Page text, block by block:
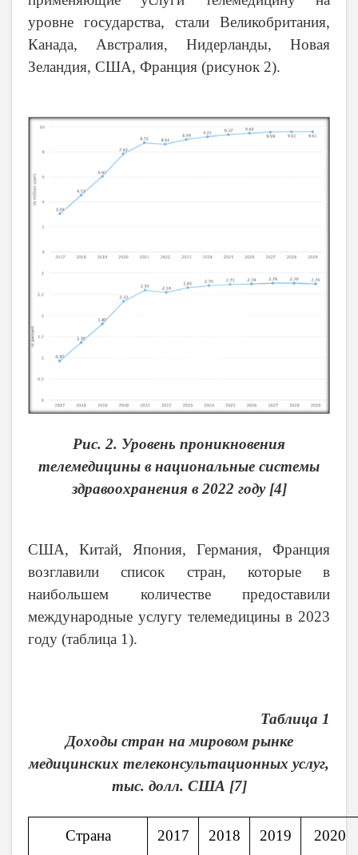
уровне государства, стали Великобритания,
Канада, Австралия, Нидерланды, Новая
Зеландия, США, Франция (рисунок 2).
Рис. 2. Уровень проникновения
телемедицины в национальные системы
здравоохранения в 2022 году [4]
США, Китай, Япония, Германия, Франция
возглавили список стран, которые в
наибольшем количестве предоставили
международные услугу телемедицины в 2023
году (таблица 1).
Таблица 1
Доходы стран на мировом рынке
медицинских телеконсультационных услуг,
тыс. долл. США [7]
Страна 2017 2018 2019 2020